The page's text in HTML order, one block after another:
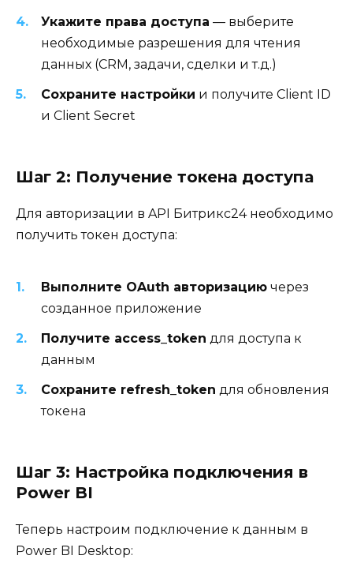
Укажите права доступа — выберите
необходимые разрешения для чтения
данных (CRM, задачи, сделки и т.д.)
Сохраните настройки и получите Client ID
и Client Secret
Шаг 2: Получение токена доступа
Для авторизации в API Битрикс24 необходимо
получить токен доступа:
Выполните OAuth авторизацию через
созданное приложение
Получите access_token для доступа к
данным
Сохраните refresh_token для обновления
токена
Шаг 3: Настройка подключения в
Power BI
Теперь настроим подключение к данным в
Power BI Desktop: